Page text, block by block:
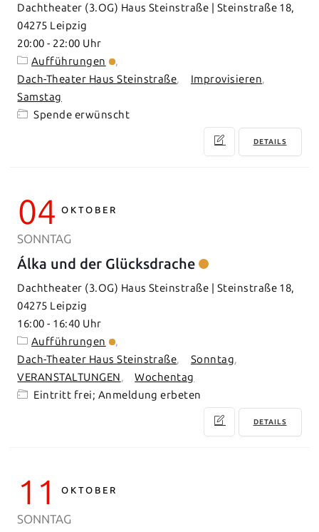
Dachtheater (3.OG) Haus Steinstraße | Steinstraße 18,
04275 Leipzig
20:00 - 22:00
Aufführungen
Dach-Theater Haus Steinstraße
Improvisieren
Samstag
Spende erwünscht
DETAILS
04 OKTOBER
SONNTAG
Álka und der Glücksdrache
Dachtheater (3.OG) Haus Steinstraße | Steinstraße 18,
04275 Leipzig
16:00 - 16:40
Aufführungen
Dach-Theater Haus Steinstraße
Sonntag
VERANSTALTUNGEN
Wochentag
Eintritt frei; Anmeldung erbeten
DETAILS
11 OKTOBER
SONNTAG